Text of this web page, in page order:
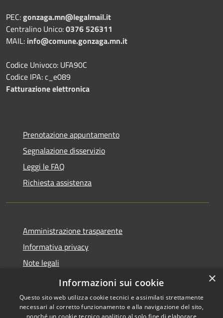
PEC:gonzaga.mn@legalmail.it
Centralino Unico:0376 526311
MAIL: info@comune.gonzaga.mn.it
Codice Univoco: UFA90C
Codice IPA: c_e089
Fatturazione elettronica
Prenotazione appuntamento
Segnalazione disservizio
Leggi le FAQ
Richiesta assistenza
Amministrazione trasparente
Informativa privacy
Note legali
Dichiarazione di accessibilità
×
Informazioni sui cookie
Questo sito web utilizza cookie tecnici e assimilati strettamente
necessari al corretto funzionamento e alla navigazione del sito,
nonché un cookie tecnico analitico al solo fine di elaborare